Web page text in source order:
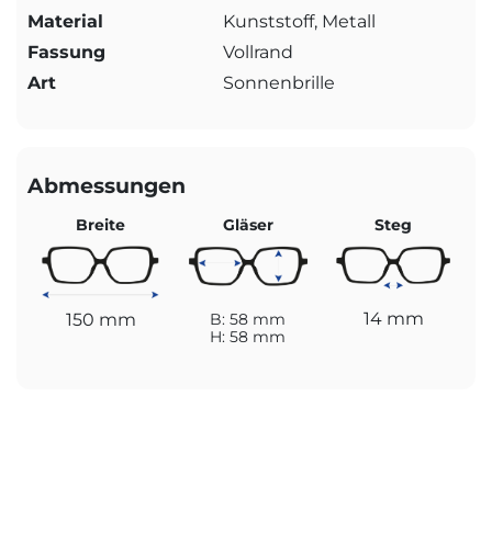
Material
Kunststoff, Metall
Fassung
Vollrand
Art
Sonnenbrille
Abmessungen
Breite
150 mm
Gläser
B: 58 mm
H: 58 mm
Steg
14 mm